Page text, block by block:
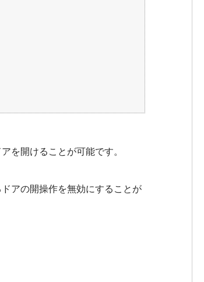
を開けることが可能です。
アの開操作を無効にすることが